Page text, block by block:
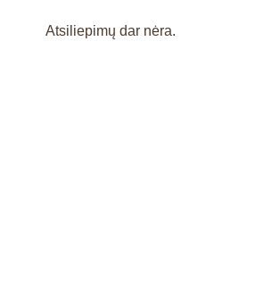
Atsiliepimų dar nėra.